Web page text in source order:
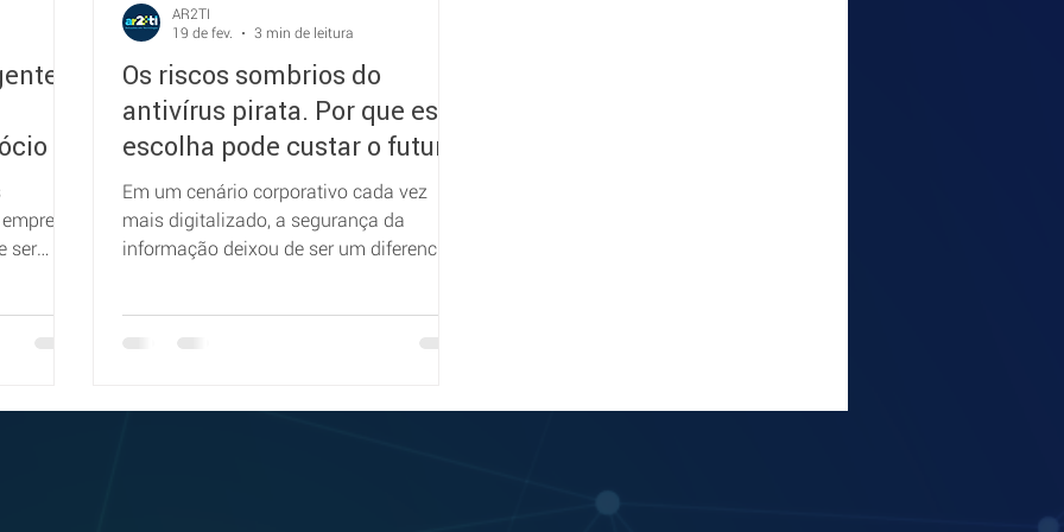
e
ser
Os riscos sombrios do
antivírus pirata. Por que essa
escolha pode custar o futuro
da sua empresa
Em um cenário corporativo cada vez
mais digitalizado, a segurança da
informação deixou de ser um diferencial
AR2TI
19 de fev.
3 min de leitura